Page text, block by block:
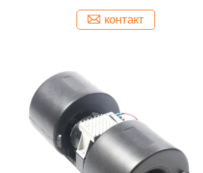
контакт